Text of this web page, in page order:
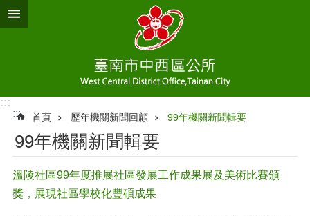
跳到主要內容區塊
:::
:::
首頁 歷年機關新聞回顧 99年機關新聞輯要
99年機關新聞輯要
溫陵社區99年度推展社區發展工作成果展及美術比賽頒
獎，展現社區學校化豐碩成果